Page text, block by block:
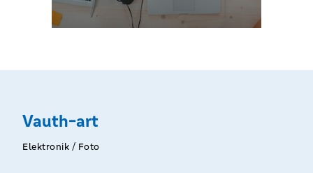
Vauth-art
Elektronik / Foto